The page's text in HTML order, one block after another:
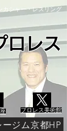
カシャー・レスリング
ロレス
プロレス美術館
ージム京都HP